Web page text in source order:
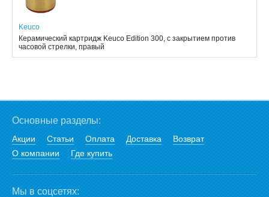
Keuco
Керамический картридж Keuco Edition 300, с закрытием против
часовой стрелки, правый
Основные разделы:
Акции Статьи Оплата Доставка
Возврат
О компании
Где купить
Мы в соцсетях: